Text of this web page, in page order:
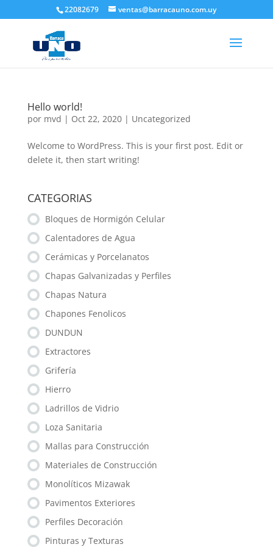
22082679 ventas@barracauno.com.uy
Hello world!
por mvd | Oct 22, 2020| Uncategorized
Welcome to WordPress. This is your first post. Edit or
delete it, then start writing!
CATEGORIAS
Bloques de Hormigón Celular
Calentadores de Agua
Cerámicas y Porcelanatos
Chapas Galvanizadas y Perfiles
Chapas Natura
Chapones Fenolicos
DUNDUN
Extractores
Grifería
Hierro
Ladrillos de Vidrio
Loza Sanitaria
Mallas para Construcción
Materiales de Construcción
Monolíticos Mizawak
Pavimentos Exteriores
Perfiles Decoración
Pinturas y Texturas